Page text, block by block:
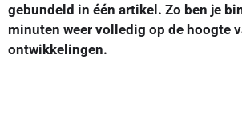
gebundeld in één artikel. Zo ben je
minuten weer volledig op de hoogte
ontwikkelingen.